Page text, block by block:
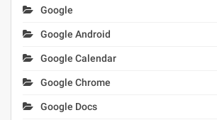
Google
Google Android
Google Calendar
Google Chrome
Google Docs